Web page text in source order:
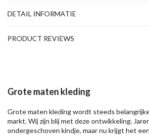
DETAIL INFORMATIE
PRODUCT REVIEWS
Grote maten kleding
Grote maten kleding wordt steeds
markt. Wij zijn blij met deze ontwikkeling.
ondergeschoven kindje, maar nu krijgt het